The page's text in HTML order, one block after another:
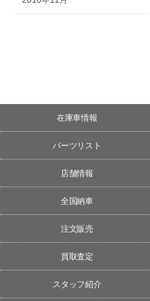
在庫車情報
パーツリスト
店舗情報
全国納車
注文販売
買取査定
スタッフ紹介